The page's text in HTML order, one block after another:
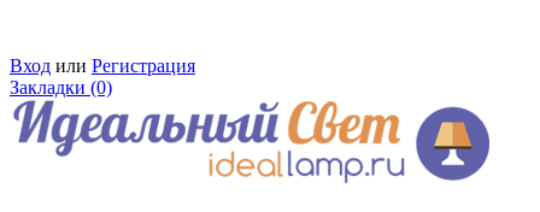
Вход или Регистрация
Закладки (0)